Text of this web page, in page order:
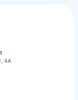
4А